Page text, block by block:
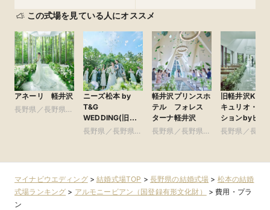
この式場を見ている人にオススメ
アネーリ 軽井沢
長野県／長野県全
ニーズ松本 by
T&G
WEDDING(旧
ガーデンヒルズ迎
長野県／長野県全
軽井沢プリンスホ
テル フォレス
ターナ軽井沢
長野県／長野県全
旧軽井沢
キュリオ・コ
ションbyヒル
ン(元:旧軽井
長野県／長野
マイナビウエディング>結婚式場TOP > 長野県の結婚式場 > 松本の結婚
式場ランキング > アルモニービアン（国登録有形文化財） >費用・プラ
ン